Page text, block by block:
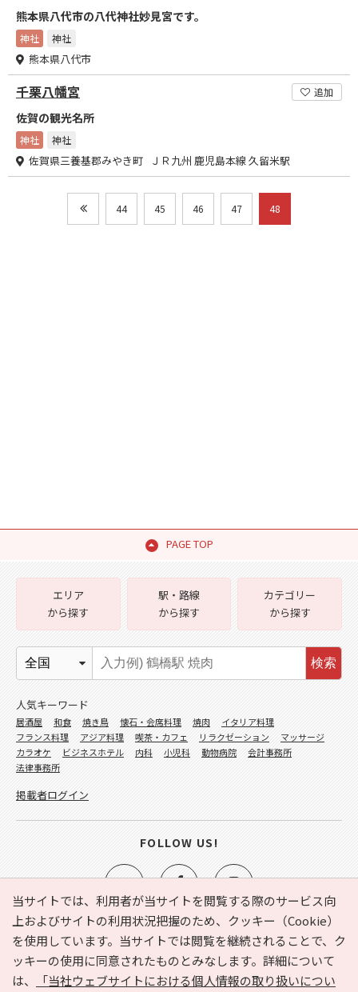
熊本県八代市の八代神社妙見宮です。
神社 神社
熊本県八代市
千栗八幡宮 追加
佐賀の観光名所
神社 神社
佐賀県三養基郡みやき町 ＪＲ九州 鹿児島本線 久留米駅
44 45 46 47 48
PAGE TOP
当サイトでは、利用者が当サイトを閲覧する際のサービス向
上およびサイトの利用状況把握のため、クッキー（Cookie）
を使用しています。当サイトでは閲覧を継続されることで、ク
ッキーの使用に同意されたものとみなします。詳細について
は、
「当社ウェブサイトにおける個人情報の取り扱いについ
e-NAVITA（イーナビタ）とは？ お気に入り
ヘルプ
利用規約
個人情報の取り扱いについて
運営会社
エリア
から探す
駅・路線
から探す
カテゴリー
から探す
検索
人気キーワード
居酒屋 和食 焼き鳥 懐石・会席料理 焼肉
イタリア料理
フランス料理
アジア料理 喫茶・カフェ リラクゼーション
マッサージ
カラオケ
ビジネスホテル 内科 小児科 動物病院
会計事務所
法律事務所
掲載者ログイン
FOLLOW US!